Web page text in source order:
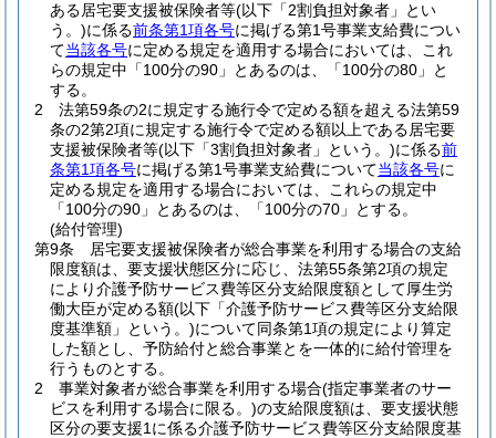
ある居宅要支援被保険者等(以下「2割負担対象者」とい
う。)に係る前条第1項各号に掲げる第1号事業支給費につい
て当該各号に定める規定を適用する場合においては、これ
らの規定中「100分の90」とあるのは、「100分の80」と
する。
2
法第59条の2に規定する施行令で定める額を超える法第59
条の2第2項に規定する施行令で定める額以上である居宅要
支援被保険者等(以下「3割負担対象者」という。)に係る前
条第1項各号に掲げる第1号事業支給費について当該各号に
定める規定を適用する場合においては、これらの規定中
「100分の90」とあるのは、「100分の70」とする。
(給付管理)
第9条
居宅要支援被保険者が総合事業を利用する場合の支給
限度額は、要支援状態区分に応じ、法第55条第2項の規定
により介護予防サービス費等区分支給限度額として厚生労
働大臣が定める額(以下「介護予防サービス費等区分支給限
度基準額」という。)について同条第1項の規定により算定
した額とし、予防給付と総合事業とを一体的に給付管理を
行うものとする。
2
事業対象者が総合事業を利用する場合(指定事業者のサー
ビスを利用する場合に限る。)の支給限度額は、要支援状態
区分の要支援1に係る介護予防サービス費等区分支給限度基